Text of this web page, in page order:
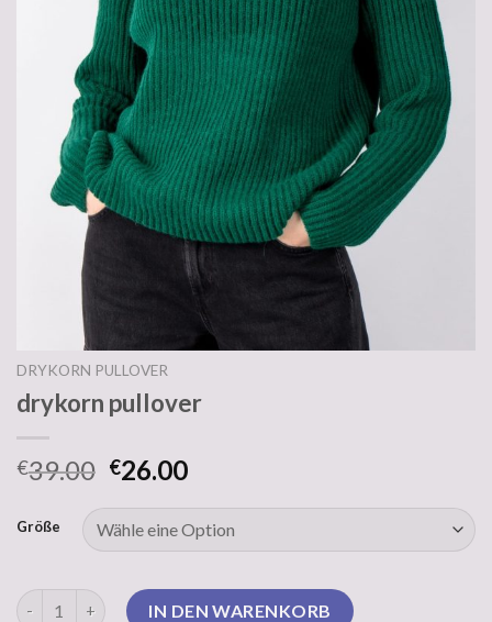
DRYKORN PULLOVER
drykorn pullover
€39.00 €26.00
Größe
drykorn pullover MengeIN DEN WARENKORB